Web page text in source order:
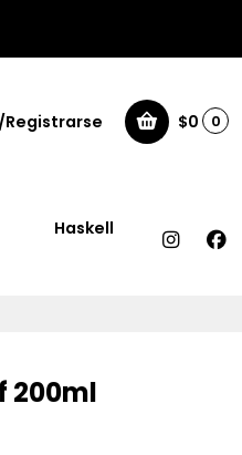
$0 0
Haskell
200ml